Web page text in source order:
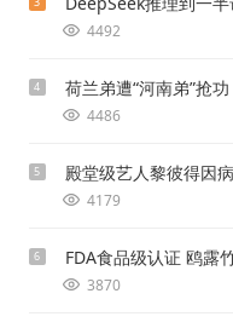
4492
4 荷兰弟遭“河南弟”抢
4486
5 殿堂级艺人黎彼得因
4179
6 FDA食品级认证 鸥露
3870